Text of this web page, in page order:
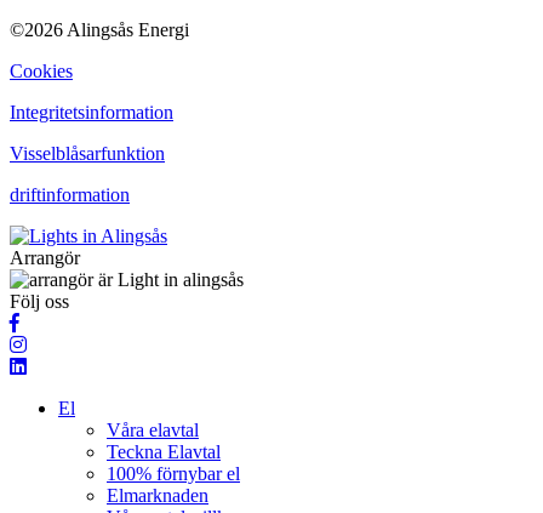
©2026 Alingsås Energi
Cookies
Integritetsinformation
Visselblåsarfunktion
driftinformation
Arrangör
Följ oss
El
Våra elavtal
Teckna Elavtal
100% förnybar el
Elmarknaden